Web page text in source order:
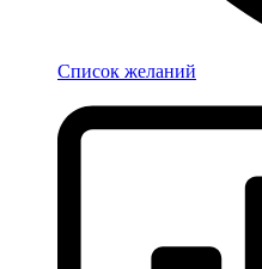
Список желаний